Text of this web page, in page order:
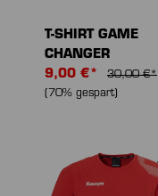
T-SHIRT GAME
CHANGER
9,00 €*
30,00 €*
(70% gespart)